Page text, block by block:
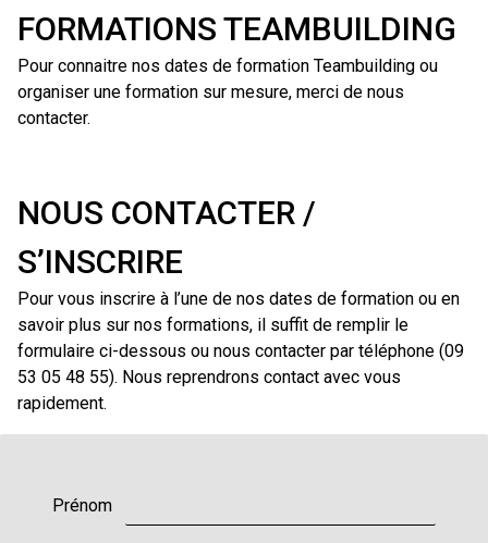
FORMATIONS TEAMBUILDING
Pour connaitre nos dates de formation Teambuilding ou
organiser une formation sur mesure, merci de nous
contacter.
NOUS CONTACTER /
S’INSCRIRE
Pour vous inscrire à l’une de nos dates de formation ou en
savoir plus sur nos formations, il suffit de remplir le
formulaire ci-dessous ou nous contacter par téléphone (09
53 05 48 55). Nous reprendrons contact avec vous
rapidement.
Prénom